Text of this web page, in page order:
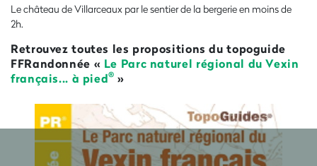
Le château de Villarceaux par le sentier de la bergerie en moins de
2h.
Retrouvez toutes les propositions du topoguide
FFRandonnée « Le Parc naturel régional du Vexin
français... à pied® »